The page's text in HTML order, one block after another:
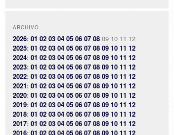
ARCHIVO
2026: 01 02 03 04 05 06 07 08 09 10 11 12
2025: 01 02 03 04 05 06 07 08 09 10 11 12
2024: 01 02 03 04 05 06 07 08 09 10 11 12
2023: 01 02 03 04 05 06 07 08 09 10 11 12
2022: 01 02 03 04 05 06 07 08 09 10 11 12
2021: 01 02 03 04 05 06 07 08 09 10 11 12
2020: 01 02 03 04 05 06 07 08 09 10 11 12
2019: 01 02 03 04 05 06 07 08 09 10 11 12
2018: 01 02 03 04 05 06 07 08 09 10 11 12
2017: 01 02 03 04 05 06 07 08 09 10 11 12
2016: 01 02 03 04 05 06 07 08 09 10 11 12